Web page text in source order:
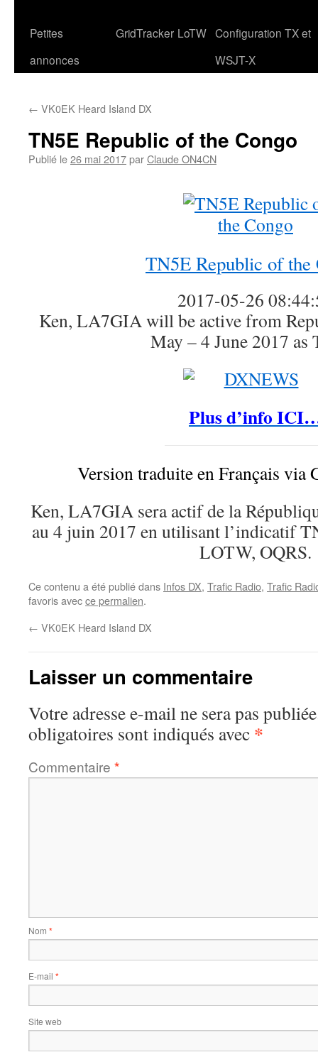
Petites
annonces
GridTracker LoTW Configuration TX et
WSJT-X
← VK0EK Heard Island DX
TN5E Republic of the Congo
Publié le26 mai 2017parClaude ON4CN
TN5E Republic of the
2017-05-26
Ken, LA7GIA will be active from
May – 4 June 2017 as
Plus d’info
Version traduite en Français via
Ken, LA7GIA sera actif de la
au 4 juin 2017 en utilisant l’indicatif
LOTW, OQRS.
Ce contenu a été publié dans Infos DX, Trafic Radio, Trafic
favoris avecce permalien.
← VK0EK Heard Island DX
Laisser un commentaire
Votre adresse e-mail ne sera pas
obligatoires sont indiqués avec *
Commentaire *
Nom *
E-mail *
Site web